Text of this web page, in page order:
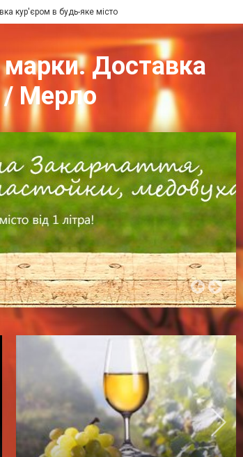
кур'єром в будь-яке місто
марки. Доставка
/ Мерло